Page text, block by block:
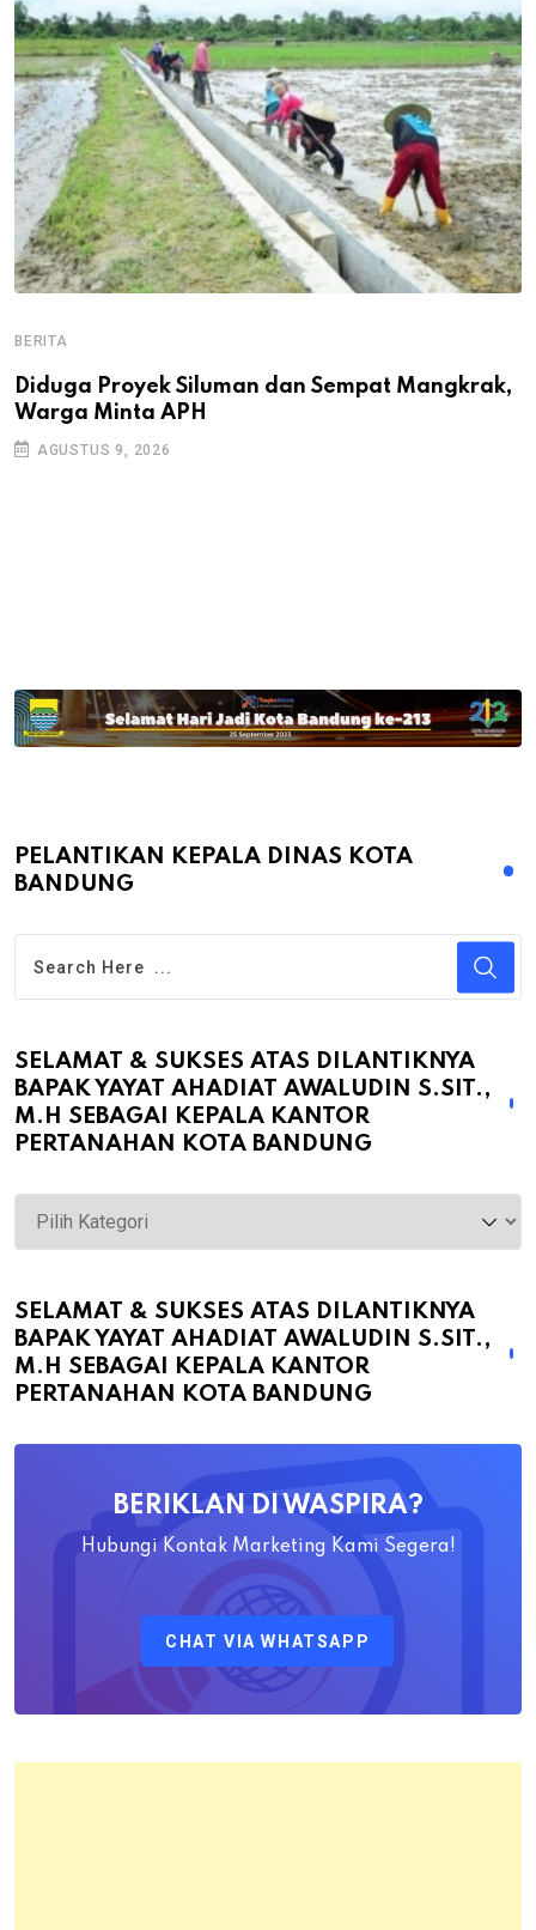
BERITA
Diduga Proyek Siluman dan Sempat Mangkrak,
Warga Minta APH
AGUSTUS 9, 2026
PELANTIKAN KEPALA DINAS KOTA
BANDUNG
SELAMAT & SUKSES ATAS DILANTIKNYA
BAPAK YAYAT AHADIAT AWALUDIN S.SIT.,
M.H SEBAGAI KEPALA KANTOR
PERTANAHAN KOTA BANDUNG
Selamat
&
atas
Dilantiknya
Bapak
Ahadiat
Pertanahan
Kota
SELAMAT & SUKSES ATAS DILANTIKNYA
BAPAK YAYAT AHADIAT AWALUDIN S.SIT.,
M.H SEBAGAI KEPALA KANTOR
PERTANAHAN KOTA BANDUNG
BERIKLAN DI WASPIRA?
Hubungi Kontak Marketing Kami Segera!
CHAT VIA WHATSAPP